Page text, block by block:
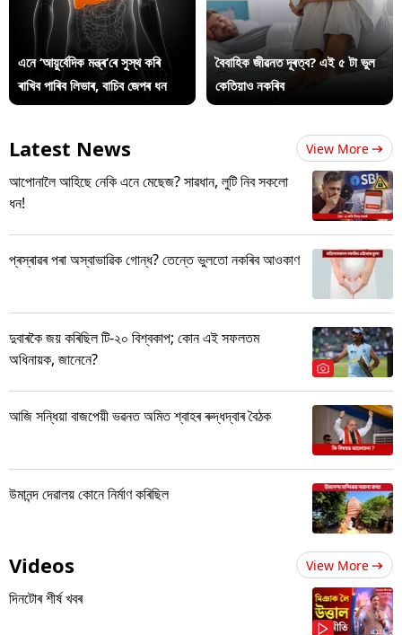
এনে ‘আয়ুৰ্বেদিক মন্ত্ৰ’ৰে সুস্থ কৰি
ৰাখিব পাৰিব লিভাৰ, বাচিব জেপৰ ধন
বৈবাহিক জীৱনত দূৰত্ব? এই ৫ টা ভুল
কেতিয়াও নকৰিব
Latest News View More
আপোনালৈ আহিছে নেকি এনে মেছেজ? সাৱধান, লুটি নিব সকলো
ধন!
প্ৰস্ৰাৱৰ পৰা অস্বাভাৱিক গোন্ধ? তেন্তে ভুলতো নকৰিব আওকাণ
দুবাৰকৈ জয় কৰিছিল টি-২০ বিশ্বকাপ; কোন এই সফলতম
অধিনায়ক, জানেনে?
আজি সন্ধিয়া বাজপেয়ী ভৱনত অমিত শ্বাহৰ ৰুদ্ধদ্বাৰ বৈঠক
উমানন্দ দেৱালয় কোনে নিৰ্মাণ কৰিছিল
Videos View More
দিনটোৰ শীৰ্ষ খবৰ